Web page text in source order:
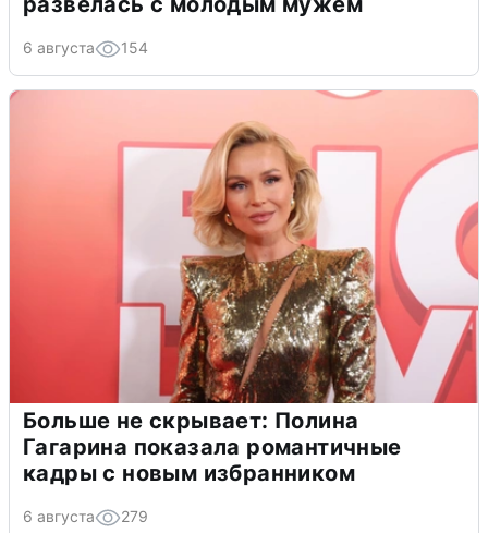
6 августа 154
Больше не скрывает: Полина
Гагарина показала романтичные
кадры с новым избранником
6 августа 279